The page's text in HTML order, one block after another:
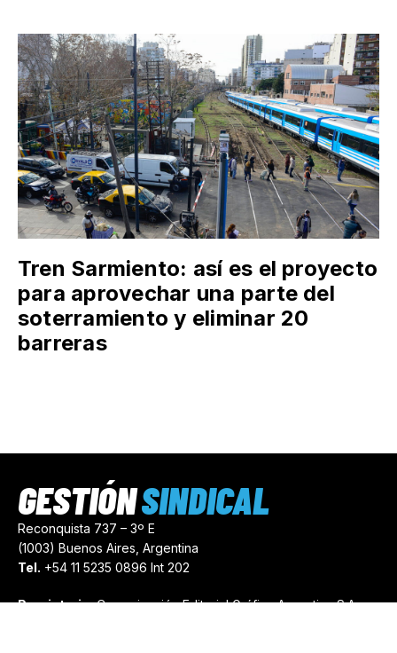
Tren Sarmiento: así es el proyecto
para aprovechar una parte del
soterramiento y eliminar 20
barreras
Reconquista 737 – 3º E
(1003) Buenos Aires, Argentina
Tel. +54 11 5235 0896 Int 202
Propietario:Comunicación Editorial Gráfica Argentina S.A.
GESTIÓNSINDICAL